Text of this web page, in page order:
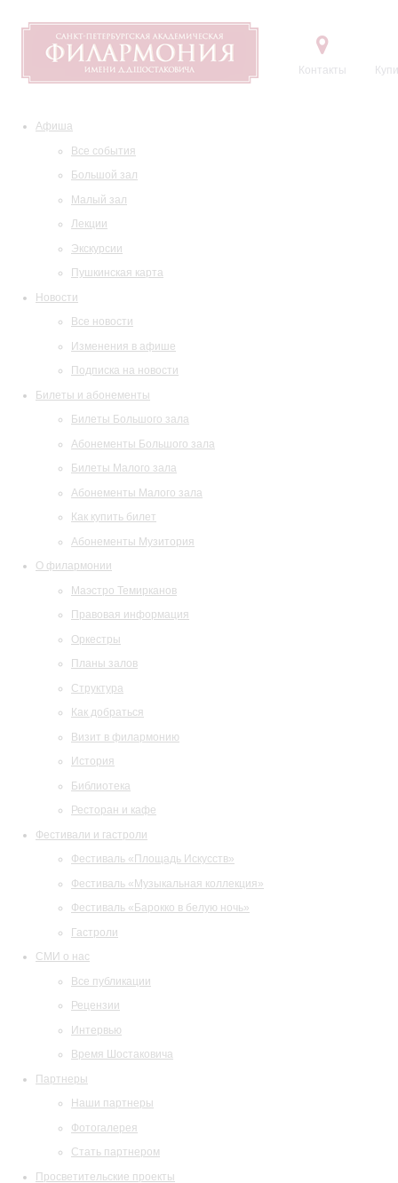
Контакты
Афиша
Все события
Большой зал
Малый зал
Лекции
Экскурсии
Пушкинская карта
Новости
Все новости
Изменения в афише
Подписка на новости
Билеты и абонементы
Билеты Большого зала
Абонементы Большого зала
Билеты Малого зала
Абонементы Малого зала
Как купить билет
Абонементы Музитория
О филармонии
Маэстро Темирканов
Правовая информация
Оркестры
Планы залов
Структура
Как добраться
Визит в филармонию
История
Библиотека
Ресторан и кафе
Фестивали и гастроли
Фестиваль «Площадь Искусств»
Фестиваль «Музыкальная коллекция»
Фестиваль «Барокко в белую ночь»
Гастроли
СМИ о нас
Все публикации
Рецензии
Интервью
Время Шостаковича
Партнеры
Наши партнеры
Фотогалерея
Стать партнером
Просветительские проекты